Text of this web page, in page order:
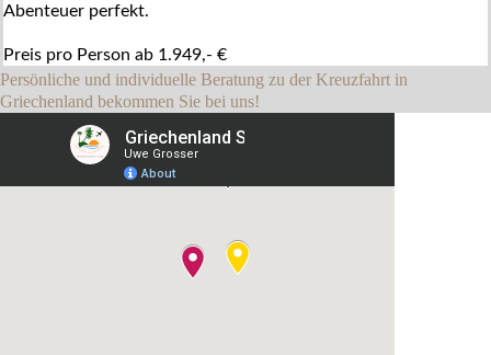
Abenteuer perfekt.
Preis pro Person ab 1.949,- €
Persönliche und individuelle Beratung zu der Kreuzfahrt in
Griechenland bekommen Sie bei uns!